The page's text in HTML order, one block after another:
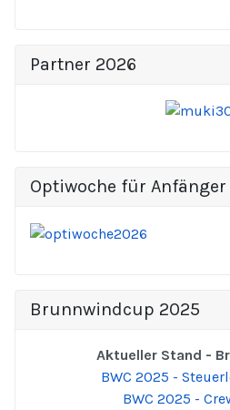
Partner 2026
Optiwoche für Anfänger
Brunnwindcup 2025
Aktueller Stand -
BWC 2025 -
BWC 2025 -